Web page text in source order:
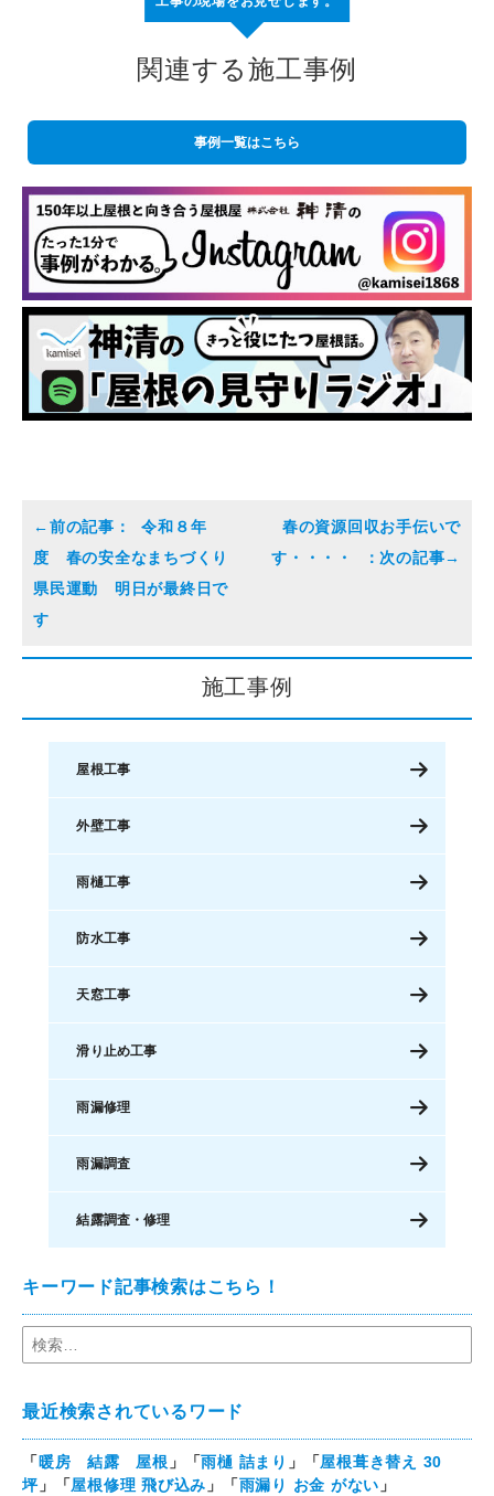
関連する施工事例
事例一覧はこちら
令和８年
度 春の安全なまちづくり
県民運動 明日が最終日で
す
春の資源回収お手伝いで
す・・・・
施工事例
屋根工事
外壁工事
雨樋工事
防水工事
天窓工事
滑り止め工事
雨漏修理
雨漏調査
結露調査・修理
キーワード記事検索はこちら！
最近検索されているワード
「暖房 結露 屋根 」「雨樋 詰まり 」「屋根葺き替え 30
坪」「屋根修理 飛び込み 」「雨漏り お金 がない 」